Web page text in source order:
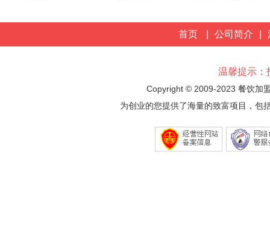
首页 公司简介
温馨提示：
Copyright © 2009-2023 餐饮加
为创业的您提供了海量的致富项目，